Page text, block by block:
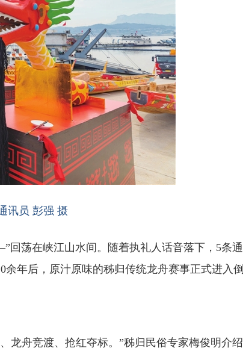
讯员 彭强 摄
荡在峡江山水间。随着执礼人话音落下，5条
年后，原汁原味的秭归传统龙舟赛事正式进入倒
龙舟竞渡、抢红夺标。”秭归民俗专家梅俊明介